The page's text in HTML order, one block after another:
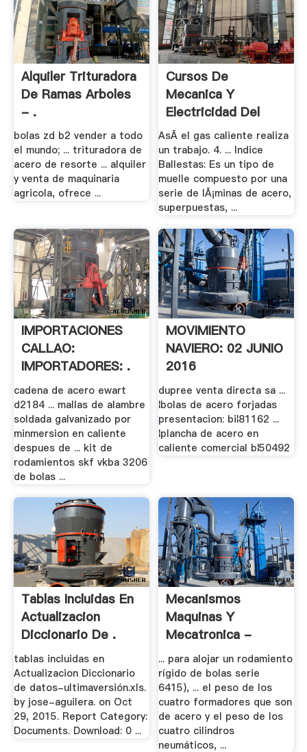
Alquiler Trituradora
De Ramas Arboles
- .
bolas zd b2 vender a todo
el mundo; ... trituradora de
acero de resorte ... alquiler
y venta de maquinaria
agricola, ofrece ...
Cursos De
Mecanica Y
Electricidad Del
Automovil .
AsÃ­ el gas caliente realiza
un trabajo. 4. ... Indice
Ballestas: Es un tipo de
muelle compuesto por una
serie de lÃ¡minas de acero,
superpuestas, ...
IMPORTACIONES
CALLAO:
IMPORTADORES: .
cadena de acero ewart
d2184 ... mallas de alambre
soldada galvanizado por
minmersion en caliente
despues de ... kit de
rodamientos skf vkba 3206
de bolas ...
MOVIMIENTO
NAVIERO: 02 JUNIO
2016
dupree venta directa sa ...
¦bolas de acero forjadas
presentacion: bi¦81162 ...
¦plancha de acero en
caliente comercial b¦50492
Tablas Incluidas En
Actualizacion
Diccionario De .
tablas incluidas en
Actualizacion Diccionario
de datos-ultimaversión.xls.
by jose-aguilera. on Oct
29, 2015. Report Category:
Documents. Download: 0 ...
Mecanismos
Maquinas Y
Mecatronica -
Documents
... para alojar un rodamiento
rígido de bolas serie
6415), ... el peso de los
cuatro formadores que son
de acero y el peso de los
cuatro cilindros
neumáticos, ...